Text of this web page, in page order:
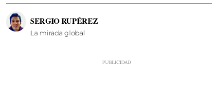
SERGIO RUPÉREZ
La mirada global